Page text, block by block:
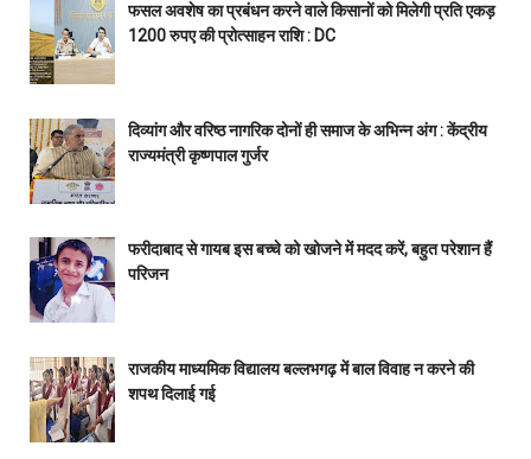
फसल अवशेष का प्रबंधन करने वाले किसानों को मिलेगी प्रति एकड़
1200 रुपए की प्रोत्साहन राशि : DC
दिव्यांग और वरिष्ठ नागरिक दोनों ही समाज के अभिन्न अंग : केंद्रीय
राज्यमंत्री कृष्णपाल गुर्जर
फरीदाबाद से गायब इस बच्चे को खोजने में मदद करें, बहुत परेशान हैं
परिजन
राजकीय माध्यमिक विद्यालय बल्लभगढ़ में बाल विवाह न करने की
शपथ दिलाई गई